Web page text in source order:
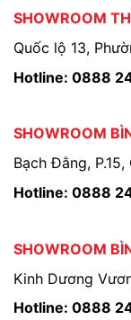
SHOWROOM
Quốc lộ 13,
Hotline: 0888
SHOWROOM
Bạch Đằng,
Hotline: 0888
SHOWROOM
Kinh Dương
Hotline: 0888